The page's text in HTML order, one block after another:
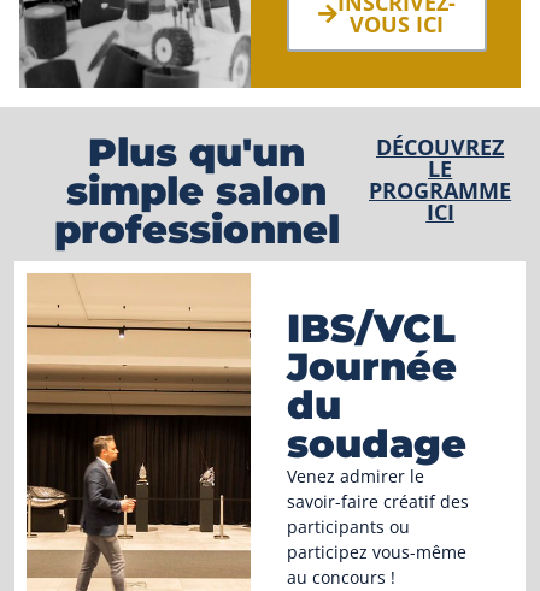
VOUS ICI
Plus qu'un
simple salon
professionnel
DÉCOUVREZ
LE
PROGRAMME
ICI
IBS/VCL
Journée
du
soudage
Venez admirer le
savoir-faire créatif des
participants ou
participez vous-même
au concours !